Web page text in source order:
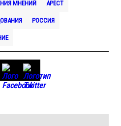
МНЕНИЙ АРЕСТ
РОССИЯ